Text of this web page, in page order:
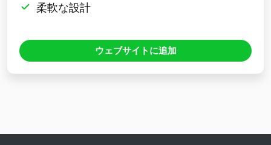
柔軟な設計
ウェブサイトに追加